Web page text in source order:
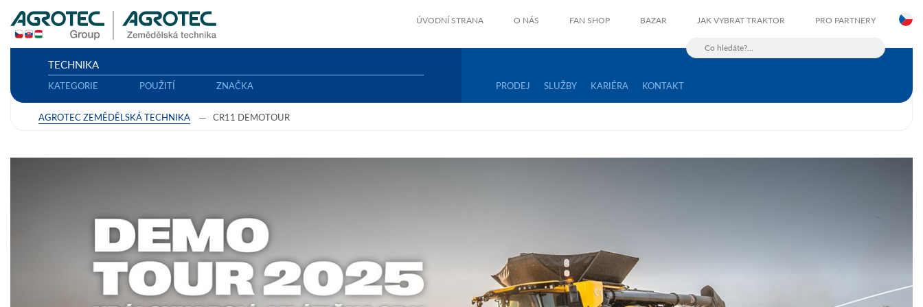
ÚVODNÍ STRANA O NÁS FAN SHOP BAZAR JAK VYBRAT TRAKTOR PRO PARTNERY
TECHNIKA
KATEGORIE POUŽITÍ ZNAČKA PRODEJ SLUŽBY KARIÉRA KONTAKT
AGROTEC ZEMĚDĚLSKÁ TECHNIKA CR11 DEMOTOUR